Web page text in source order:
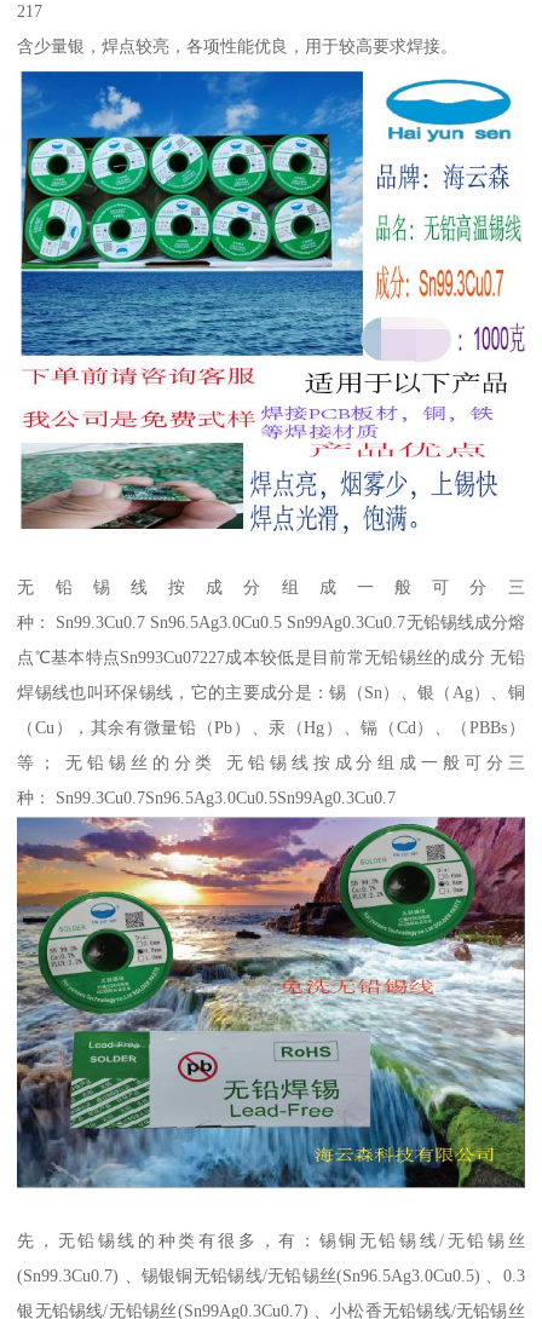
217
含少量银，焊点较亮，各项性能优良，用于较高要求焊接。
无铅锡线按成分组成一般可分三
种： Sn99.3Cu0.7 Sn96.5Ag3.0Cu0.5 Sn99Ag0.3Cu0.7无铅锡线成分熔
点℃基本特点Sn993Cu07227成本较低是目前常无铅锡丝的成分 无铅
焊锡线也叫环保锡线，它的主要成分是：锡（Sn）、银（Ag）、铜
（Cu），其余有微量铅（Pb）、汞（Hg）、镉（Cd）、（PBBs）
等； 无铅锡丝的分类 无铅锡线按成分组成一般可分三
种： Sn99.3Cu0.7Sn96.5Ag3.0Cu0.5Sn99Ag0.3Cu0.7
先，无铅锡线的种类有很多，有：锡铜无铅锡线/无铅锡丝
(Sn99.3Cu0.7) 、锡银铜无铅锡线/无铅锡丝(Sn96.5Ag3.0Cu0.5) 、0.3
银无铅锡线/无铅锡丝(Sn99Ag0.3Cu0.7) 、小松香无铅锡线/无铅锡丝